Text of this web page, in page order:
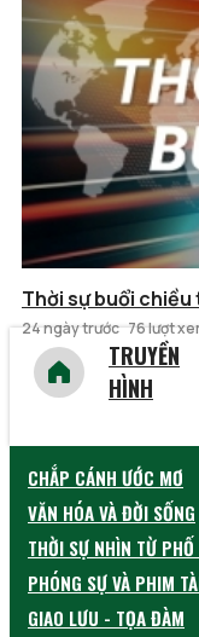
Thời sự buổi
24 ngày trước 76 lượt
TRUYỀN
HÌNH
CHẮP CÁNH ƯỚC MƠ
VĂN HÓA VÀ ĐỜI SỐNG
THỜI SỰ NHÌN TỪ PHỐ
PHÓNG SỰ VÀ PHIM
GIAO LƯU - TỌA ĐÀM